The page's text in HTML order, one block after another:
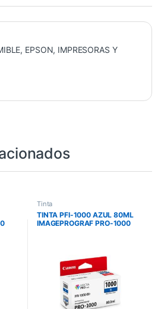
EPSON, IMPRESORAS Y
Tinta
TINTA PFI-1000 AZUL 80ML
IMAGEPROGRAF PRO-1000